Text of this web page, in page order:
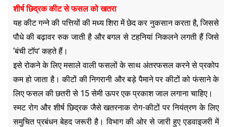
शीर्ष छिद्रक कीट से फसल को खतरा
यह कीट गन्ने की पत्तियों की मध्य शिरा में छेद कर नुकसान करता है, जिससे
पौधे की बढ़ावर रुक जाती है और बगल से टहनियां निकलने लगती हैं जिसे
‘बंची टॉप’ कहते हैं।
इसे रोकने के लिए मसाले वाली फसलों के साथ अंतरफसल करने से प्रकोप
कम हो जाता है। कीटों की निगरानी और बड़े पैमाने पर कीटों को फंसाने के
लिए फसल की छतरी से 15 सेमी ऊपर एक प्रकाश जाल लगाना चाहिए।
स्मट रोग और शीर्ष छिद्रक जैसे खतरनाक रोग-कीटों पर नियंत्रण के लिए
समुचित प्रबंधन बेहद जरूरी है। विभाग की ओर से जारी हुए एडवाइजरी में